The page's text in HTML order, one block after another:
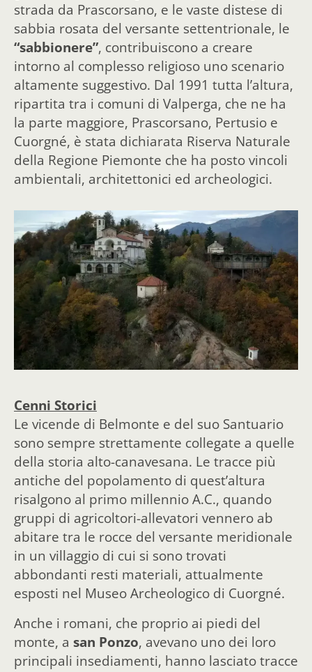
strada da Prascorsano, e le vaste distese di
sabbia rosata del versante settentrionale, le
“sabbionere”, contribuiscono a creare
intorno al complesso religioso uno scenario
altamente suggestivo. Dal 1991 tutta l’altura,
ripartita tra i comuni di Valperga, che ne ha
la parte maggiore, Prascorsano, Pertusio e
Cuorgné, è stata dichiarata Riserva Naturale
della Regione Piemonte che ha posto vincoli
ambientali, architettonici ed archeologici.
Cenni Storici
Le vicende di Belmonte e del suo Santuario
sono sempre strettamente collegate a quelle
della storia alto-canavesana. Le tracce più
antiche del popolamento di quest’altura
risalgono al primo millennio A.C., quando
gruppi di agricoltori-allevatori vennero ab
abitare tra le rocce del versante meridionale
in un villaggio di cui si sono trovati
abbondanti resti materiali, attualmente
esposti nel Museo Archeologico di Cuorgné.
Anche i romani, che proprio ai piedi del
monte, a san Ponzo, avevano uno dei loro
principali insediamenti, hanno lasciato tracce